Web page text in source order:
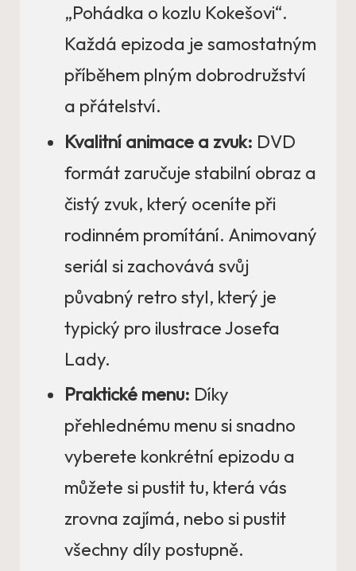
„Pohádka o kozlu Kokešovi“.
Každá epizoda je samostatným
příběhem plným dobrodružství
a přátelství.
Kvalitní animace a zvuk: DVD
formát zaručuje stabilní obraz a
čistý zvuk, který oceníte při
rodinném promítání. Animovaný
seriál si zachovává svůj
půvabný retro styl, který je
typický pro ilustrace Josefa
Lady.
Praktické menu: Díky
přehlednému menu si snadno
vyberete konkrétní epizodu a
můžete si pustit tu, která vás
zrovna zajímá, nebo si pustit
všechny díly postupně.